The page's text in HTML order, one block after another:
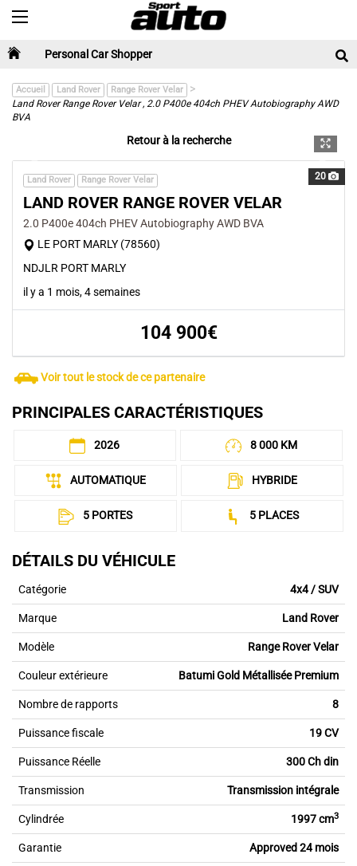
Toggle navigation
Personal Car Shopper
Accueil Land Rover Range Rover Velar >
Land Rover Range Rover Velar , 2.0 P400e 404ch PHEV Autobiography AWD
BVA
Retour à la recherche
20
Next
Land Rover Range Rover Velar
LAND ROVER RANGE ROVER VELAR
2.0 P400e 404ch PHEV Autobiography AWD BVA
LE PORT MARLY (78560)
NDJLR PORT MARLY
il y a 1 mois, 4 semaines
104 900€
Voir tout le stock de ce partenaire
PRINCIPALES CARACTÉRISTIQUES
2026 8 000 KM
AUTOMATIQUE HYBRIDE
5 PORTES 5 PLACES
DÉTAILS DU VÉHICULE
Catégorie 4x4 / SUV
Marque Land Rover
Modèle Range Rover Velar
Couleur extérieure Batumi Gold Métallisée Premium
Nombre de rapports 8
Puissance fiscale 19 CV
Puissance Réelle 300 Ch din
Transmission Transmission intégrale
Cylindrée 1997 cm3
Garantie Approved 24 mois